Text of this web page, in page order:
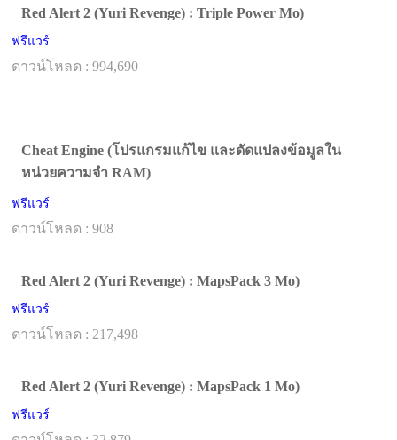
Red Alert 2 (Yuri Revenge) : Triple Power Mo)
ฟรีแวร์
ดาวน์โหลด : 994,690
Cheat Engine (โปรแกรมแก้ไข และดัดแปลงข้อมูลใน
หน่วยความจำ RAM)
ฟรีแวร์
ดาวน์โหลด : 908
Red Alert 2 (Yuri Revenge) : MapsPack 3 Mo)
ฟรีแวร์
ดาวน์โหลด : 217,498
Red Alert 2 (Yuri Revenge) : MapsPack 1 Mo)
ฟรีแวร์